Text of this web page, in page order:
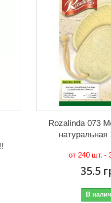
Rozalinda 073
от 240 шт. -
35.5
В